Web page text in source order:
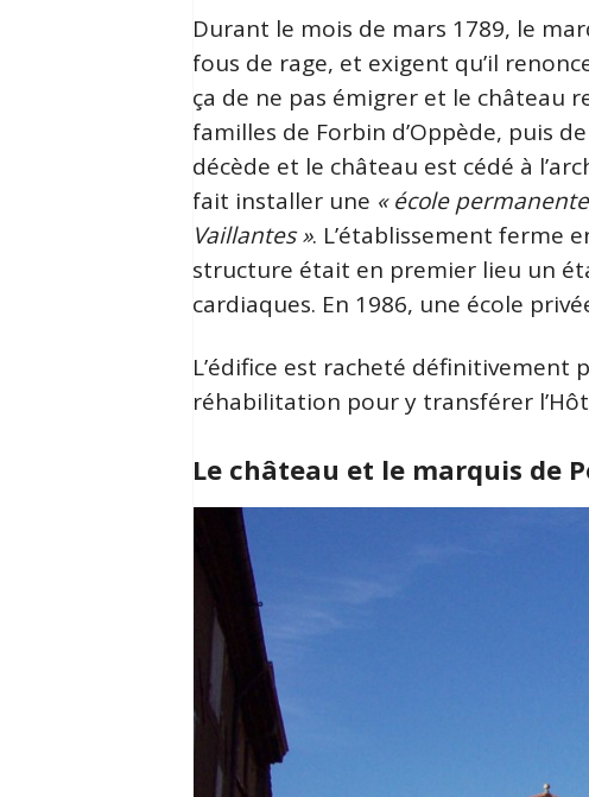
Durant le mois de mars 1789, le
fous de rage, et exigent qu’il
ça de ne pas émigrer et le château
familles de Forbin d’Oppède, puis
décède et le château est cédé à
fait installer une « école
Vaillantes ». L’établissement ferme
structure était en premier lieu un
cardiaques. En 1986, une école
L’édifice est racheté définitivement
réhabilitation pour y transférer
Le château et le marquis de